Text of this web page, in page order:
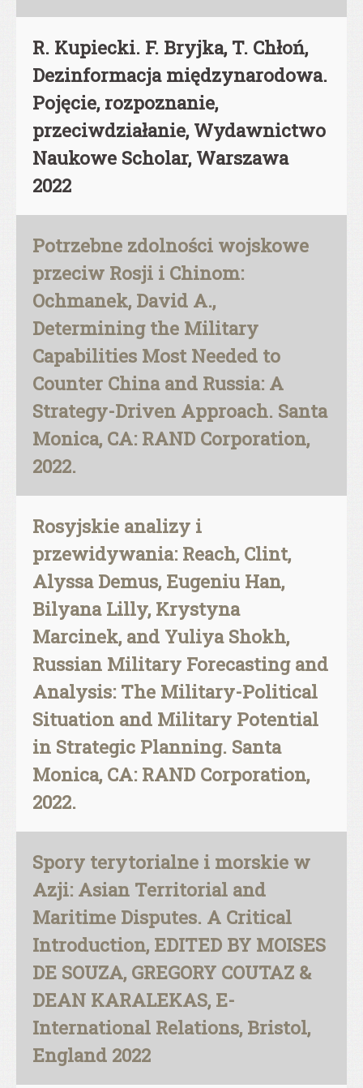
R. Kupiecki. F. Bryjka, T. Chłoń,
Dezinformacja międzynarodowa.
Pojęcie, rozpoznanie,
przeciwdziałanie, Wydawnictwo
Naukowe Scholar, Warszawa
2022
Potrzebne zdolności wojskowe
przeciw Rosji i Chinom:
Ochmanek, David A.,
Determining the Military
Capabilities Most Needed to
Counter China and Russia: A
Strategy-Driven Approach. Santa
Monica, CA: RAND Corporation,
2022.
Rosyjskie analizy i
przewidywania: Reach, Clint,
Alyssa Demus, Eugeniu Han,
Bilyana Lilly, Krystyna
Marcinek, and Yuliya Shokh,
Russian Military Forecasting and
Analysis: The Military-Political
Situation and Military Potential
in Strategic Planning. Santa
Monica, CA: RAND Corporation,
2022.
Spory terytorialne i morskie w
Azji: Asian Territorial and
Maritime Disputes. A Critical
Introduction, EDITED BY MOISES
DE SOUZA, GREGORY COUTAZ &
DEAN KARALEKAS, E-
International Relations, Bristol,
England 2022